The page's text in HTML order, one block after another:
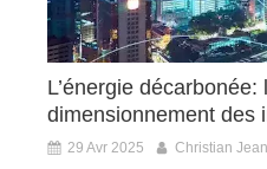
L’énergie décarbonée:
dimensionnement des
29 Avr 2025 Christian